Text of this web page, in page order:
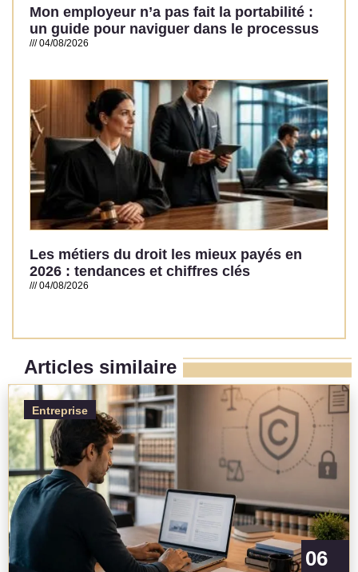
Mon employeur n’a pas fait la portabilité :
un guide pour naviguer dans le processus
04/08/2026
Les métiers du droit les mieux payés en
2026 : tendances et chiffres clés
04/08/2026
Articles similaire
Entreprise
06